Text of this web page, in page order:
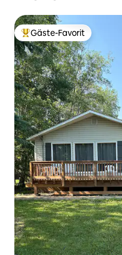
Beliebter Gäste-Favorit.
Gäste-Favorit